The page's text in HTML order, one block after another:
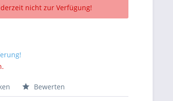
nicht zur Verfügung!
Bewerten